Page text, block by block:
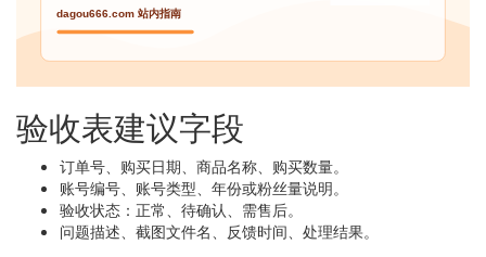
验收表建议字段
订单号、购买日期、商品名称、购买数量。
账号编号、账号类型、年份或粉丝量说明。
验收状态：正常、待确认、需售后。
问题描述、截图文件名、反馈时间、处理结果。